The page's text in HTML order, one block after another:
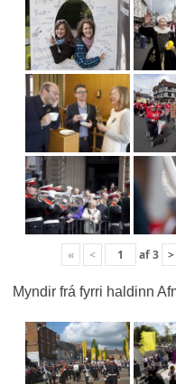
« < af3 >
Myndir frá fyrri haldinn